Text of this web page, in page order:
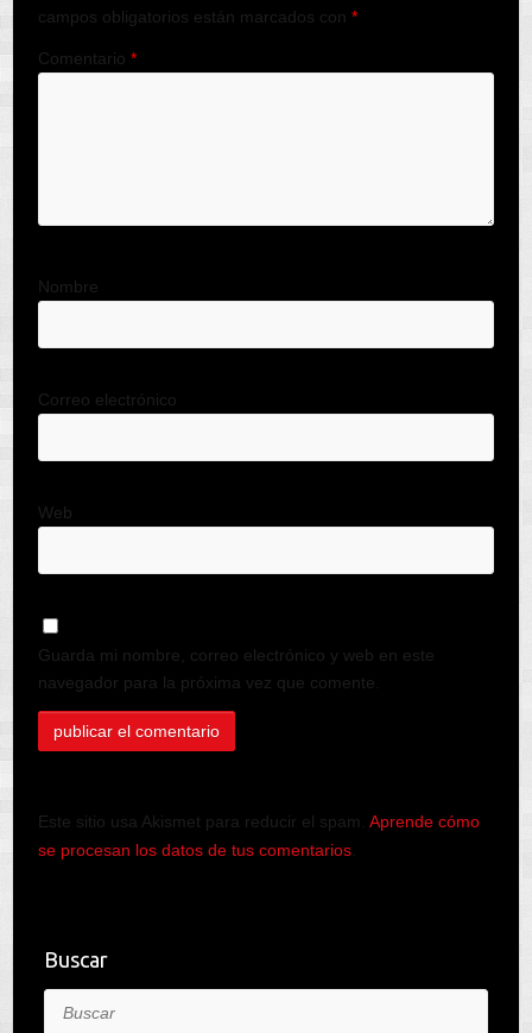
campos obligatorios están marcados con *
Comentario *
Nombre
Correo electrónico
Web
Guarda mi nombre, correo electrónico y web en este
navegador para la próxima vez que comente.
Este sitio usa Akismet para reducir el spam. Aprende cómo
se procesan los datos de tus comentarios.
Buscar
Buscar